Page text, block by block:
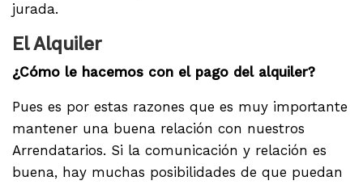
jurada.
El Alquiler
¿Cómo le hacemos con el pago del alquiler?
Pues es por estas razones que es muy importante
mantener una buena relación con nuestros
Arrendatarios. Si la comunicación y relación es
buena, hay muchas posibilidades de que puedan